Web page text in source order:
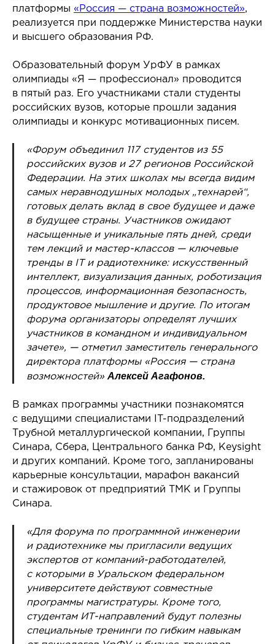
платформы «Россия — страна возможностей»,
реализуется при поддержке Министерства науки
и высшего образования РФ.
Образовательный форум УрФУ в рамках
олимпиады «Я — профессионал» проводится
в пятый раз. Его участниками стали студенты
российских вузов, которые прошли задания
олимпиады и конкурс мотивационных писем.
«Форум объединил 117 студентов из 55
российских вузов и 27 регионов Российской
Федерации. На этих школах мы всегда видим
самых неравнодушных молодых „технарей“,
готовых делать вклад в свое будущее и даже
в будущее страны. Участников ожидают
насыщенные и уникальные пять дней, среди
тем лекций и мастер-классов — ключевые
тренды в IT и радиотехнике: искусственный
интеллект, визуализация данных, роботизация
процессов, информационная безопасность,
продуктовое мышление и другие. По итогам
форума организаторы определят лучших
участников в командном и индивидуальном
зачете», — отметил заместитель генерального
директора платформы «Россия — страна
возможностей» Алексей Агафонов.
В рамках программы участники познакомятся
с ведущими специалистами IT-подразделений
Трубной металлургической компании, Группы
Синара, Сбера, Центрального банка РФ, Keysight
и других компаний. Кроме того, запланированы
карьерные консультации, марафон вакансий
и стажировок от предприятий ТМК и Группы
Синара.
«Для форума по программной инженерии
и радиотехнике мы пригласили ведущих
экспертов от компаний-работодателей,
с которыми в Уральском федеральном
университете действуют совместные
программы магистратуры. Кроме того,
студентам ИТ-направлений будут полезны
специальные тренинги по гибким навыкам